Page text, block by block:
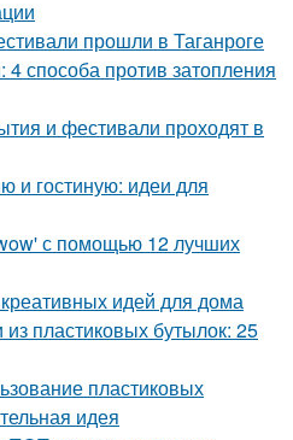
прошли в Таганроге
4 способа против затопления
и фестивали проходят в
и гостиную: идеи для
с помощью 12 лучших
идей для дома
пластиковых бутылок: 25
пластиковых
идея